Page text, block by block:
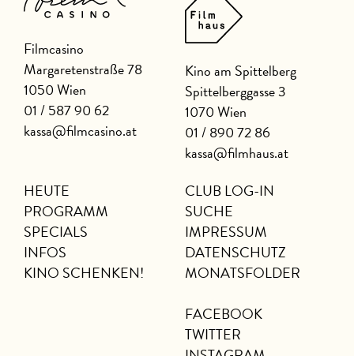
Filmcasino
Margaretenstraße 78
1050 Wien
01 / 587 90 62
kassa@filmcasino.at
Kino am Spittelberg
Spittelberggasse 3
1070 Wien
01 / 890 72 86
kassa@filmhaus.at
HEUTE
PROGRAMM
SPECIALS
INFOS
KINO SCHENKEN!
CLUB LOG-IN
SUCHE
IMPRESSUM
DATENSCHUTZ
MONATSFOLDER
FACEBOOK
TWITTER